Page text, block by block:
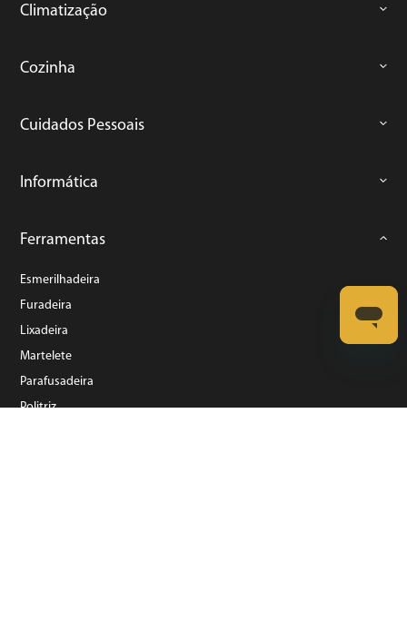
Climatização
Cozinha
Cuidados Pessoais
Informática
Ferramentas
Esmerilhadeira
Furadeira
Lixadeira
Martelete
Parafusadeira
Politriz